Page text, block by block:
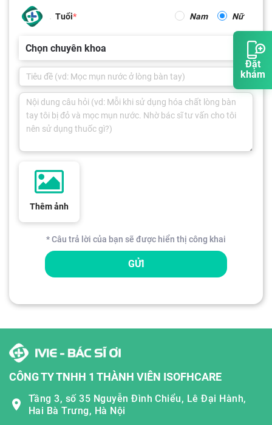
Đặt
khám
Tuổi Nam Nữ
Chọn chuyên khoa
Thêm ảnh
* Câu trả lời của bạn sẽ được hiển thị công khai
GỬI
CÔNG TY TNHH 1 THÀNH VIÊN ISOFHCARE
Tầng 3, số 35 Nguyễn Đình Chiểu, Lê Đại Hành,
Hai Bà Trưng, Hà Nội